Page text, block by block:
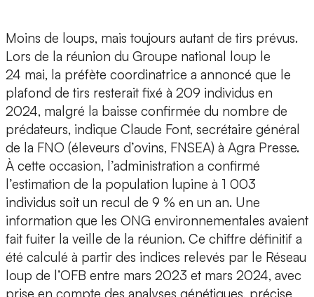
Moins de loups, mais toujours autant de tirs prévus.
Lors de la réunion du Groupe national loup le
24 mai, la préfète coordinatrice a annoncé que le
plafond de tirs resterait fixé à 209 individus en
2024, malgré la baisse confirmée du nombre de
prédateurs, indique Claude Font, secrétaire général
de la FNO (éleveurs d’ovins, FNSEA) à Agra Presse.
À cette occasion, l’administration a confirmé
l’estimation de la population lupine à 1 003
individus soit un recul de 9 % en un an. Une
information que les ONG environnementales avaient
fait fuiter la veille de la réunion. Ce chiffre définitif a
été calculé à partir des indices relevés par le Réseau
loup de l’OFB entre mars 2023 et mars 2024, avec
prise en compte des analyses génétiques, précise